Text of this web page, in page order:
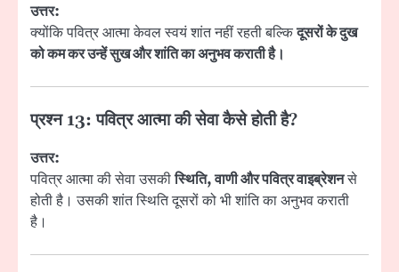
उत्तर:
क्योंकि पवित्र आत्मा केवल स्वयं शांत नहीं रहती बल्किदूसरों के दुख
को कम कर उन्हें सुख और शांति का अनुभव कराती है।
प्रश्न 13: पवित्र आत्मा की सेवा कैसे होती है?
उत्तर:
पवित्र आत्मा की सेवा उसकीस्थिति, वाणी और पवित्र वाइब्रेशनसे
होती है। उसकी शांत स्थिति दूसरों को भी शांति का अनुभव कराती
है।